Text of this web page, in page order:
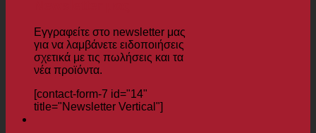
Εγγραφείτε στο newsletter μας
για να λαμβάνετε ειδοποιήσεις
σχετικά με τις πωλήσεις και τα
νέα προϊόντα.
[contact-form-7 id="14"
title="Newsletter Vertical"]